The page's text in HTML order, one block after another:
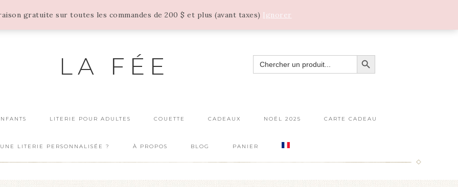
gratuite sur toutes les commandes de 200 $ et plus (avant taxes) Ignorer
SEARCH
FOR:
SEARCH BUTTON
LA FÉE
LITERIE POUR ADULTES COUETTE CADEAUX NOËL 2025 CARTE CADEAU
LITERIE PERSONNALISÉE ? À PROPOS BLOG PANIER